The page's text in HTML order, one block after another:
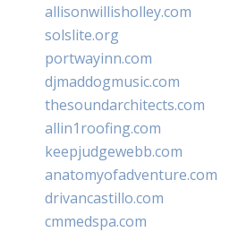
allisonwillisholley.com
solslite.org
portwayinn.com
djmaddogmusic.com
thesoundarchitects.com
allin1roofing.com
keepjudgewebb.com
anatomyofadventure.com
drivancastillo.com
cmmedspa.com